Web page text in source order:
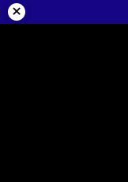
×